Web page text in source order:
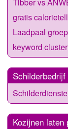
Tibber vs
gratis
Laadpaal
keyword
Schilderbedrijf
Kozijnen laten